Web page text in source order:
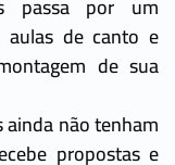
aulas de canto e
de sua
ainda não tenham
propostas e